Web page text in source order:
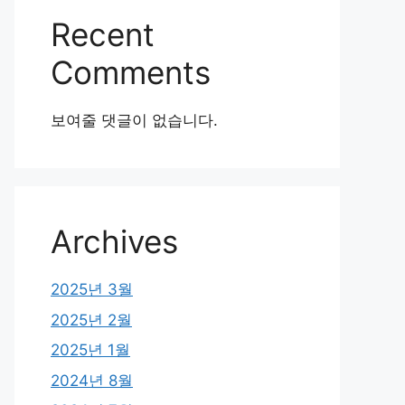
Recent
Comments
보여줄 댓글이 없습니다.
Archives
2025년 3월
2025년 2월
2025년 1월
2024년 8월